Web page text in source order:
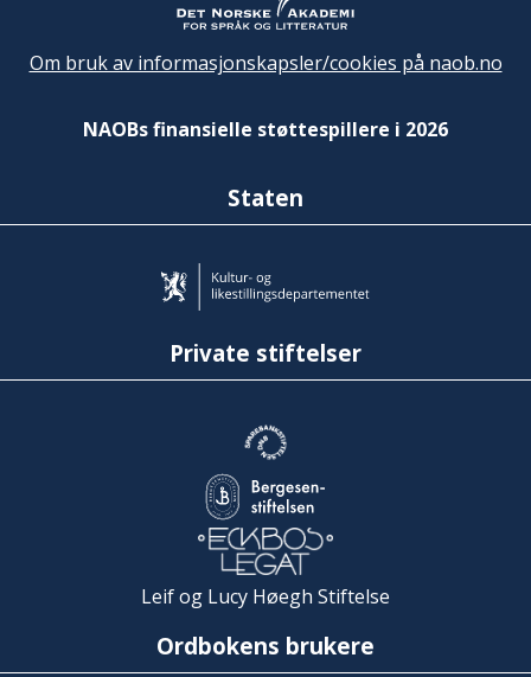
Om bruk av informasjonskapsler/cookies på naob.no
NAOBs finansielle støttespillere i 2026
Staten
Private stiftelser
Leif og Lucy Høegh Stiftelse
Ordbokens brukere